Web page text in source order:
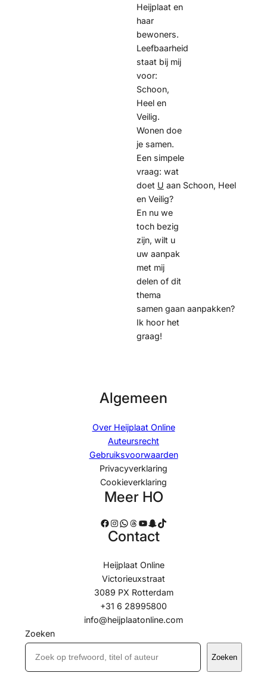
Heijplaat en
haar
bewoners.
Leefbaarheid
staat bij mij
voor:
Schoon,
Heel en
Veilig.
Wonen doe
je samen.
Een simpele
vraag: wat
doet U aan Schoon, Heel
en Veilig?
En nu we
toch bezig
zijn, wilt u
uw aanpak
met mij
delen of dit
thema
samen gaan aanpakken?
Ik hoor het
graag!
Algemeen
Over Heijplaat Online
Auteursrecht
Gebruiksvoorwaarden
Privacyverklaring
Cookieverklaring
Meer HO
Facebook Instagram WhatsApp Threads YouTube Snapchat TikTok
Contact
Heijplaat Online
Victorieuxstraat
3089 PX Rotterdam
+31 6 28995800
info@heijplaatonline.com
Zoeken
Zoeken